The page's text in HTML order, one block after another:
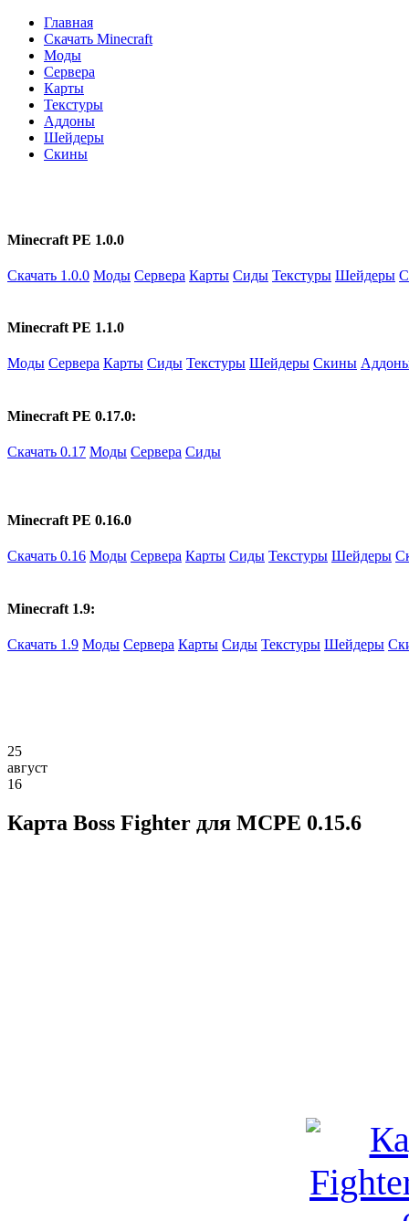
Главная
Скачать Minecraft
Моды
Сервера
Карты
Текстуры
Аддоны
Шейдеры
Скины
Minecraft PE 1.0.0
Скачать 1.0.0 Моды Сервера Карты Сиды Текстуры Шейдеры
Minecraft PE 1.1.0
Моды Сервера Карты Сиды Текстуры Шейдеры Скины
Minecraft PE 0.17.0:
Скачать 0.17 Моды Сервера Сиды
Minecraft PE 0.16.0
Скачать 0.16 Моды Сервера Карты Сиды Текстуры Шейдеры
Minecraft 1.9:
Скачать 1.9 Моды Сервера Карты Сиды Текстуры Шейдеры
25
август
16
Карта Boss Fighter для MCPE 0.15.6